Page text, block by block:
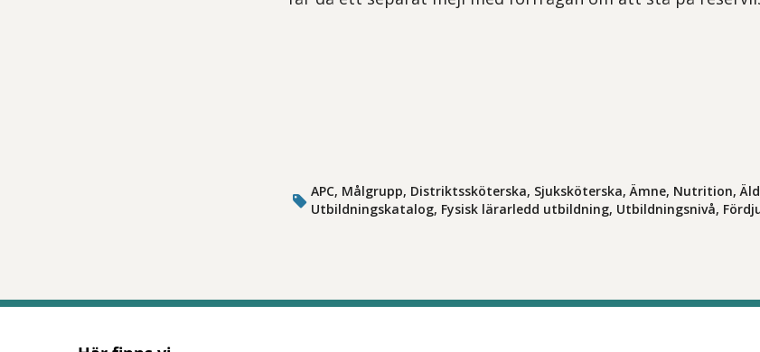
APC, Målgrupp, Distriktssköterska, Sjuksköterska, Ämne, Nutrition,
Utbildningskatalog, Fysisk lärarledd utbildning, Utbildningsnivå,